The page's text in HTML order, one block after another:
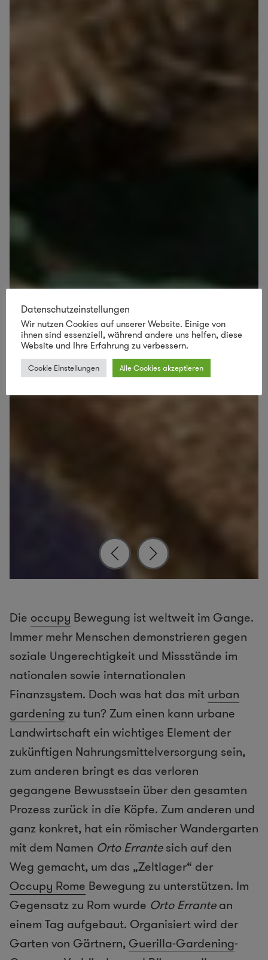
Die occupy Bewegung ist weltweit im Gange.
Immer mehr Menschen demonstrieren gegen
soziale Ungerechtigkeit und Missstände im
nationalen sowie internationalen
Finanzsystem. Doch was hat das mit urban
gardening zu tun? Zum einen kann urbane
Landwirtschaft ein wichtiges Element der
zukünftigen Nahrungsmittelversorgung sein,
zum anderen bringt es das verloren
gegangene Bewusstsein über den gesamten
Prozess zurück in die Köpfe. Zum anderen und
ganz konkret, hat ein römischer Wandergarten
mit dem Namen Orto Errantesich auf den
Weg gemacht, um das „Zeltlager“ der
Occupy Rome Bewegung zu unterstützen. Im
Gegensatz zu Rom wurde Orto Errantean
einem Tag aufgebaut. Organisiert wird der
Garten von Gärtnern, Guerilla-Gardening-
Datenschutzeinstellungen
Wir nutzen Cookies auf unserer Website. Einige von
ihnen sind essenziell, während andere uns helfen, diese
Website und Ihre Erfahrung zu verbessern.
Cookie Einstellungen Alle Cookies akzeptieren